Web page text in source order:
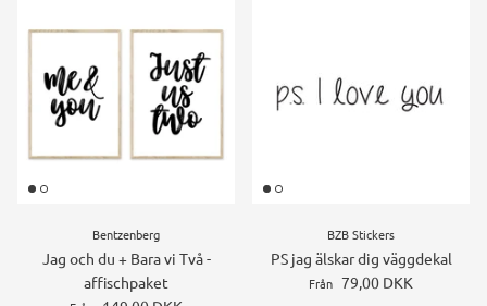
Bentzenberg
Jag och du + Bara vi Två -
affischpaket
BZB Stickers
PS jag älskar dig väggdekal
Från 79,00 DKK